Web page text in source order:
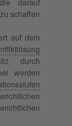
darauf
schaffen
auf dem
durch
werden